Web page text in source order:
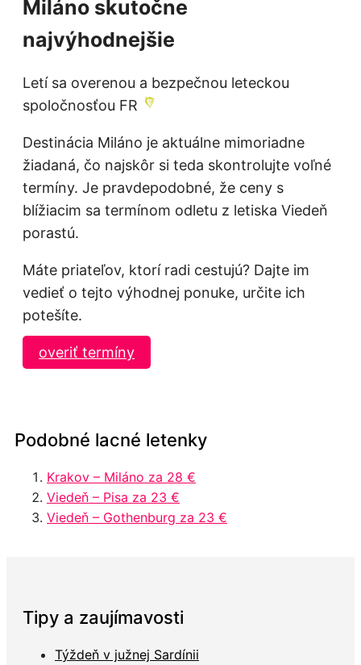
Miláno skutočne
najvýhodnejšie
Letí sa overenou a bezpečnou leteckou
spoločnosťou FR
Destinácia Miláno je aktuálne mimoriadne
žiadaná, čo najskôr si teda skontrolujte voľné
termíny. Je pravdepodobné, že ceny s
blížiacim sa termínom odletu z letiska Viedeň
porastú.
Máte priateľov, ktorí radi cestujú? Dajte im
vedieť o tejto výhodnej ponuke, určite ich
potešíte.
overiť termíny
Podobné lacné letenky
Krakov – Miláno za 28 €
Viedeň – Pisa za 23 €
Viedeň – Gothenburg za 23 €
Tipy a zaujímavosti
Týždeň v južnej Sardínii